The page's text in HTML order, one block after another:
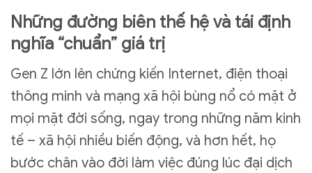
Những đường biên thế hệ và tái định
nghĩa “chuẩn” giá trị
Gen Z lớn lên chứng kiến Internet, điện thoại
thông minh và mạng xã hội bùng nổ có mặt ở
mọi mặt đời sống, ngay trong những năm kinh
tế – xã hội nhiều biến động, và hơn hết, họ
bước chân vào đời làm việc đúng lúc đại dịch